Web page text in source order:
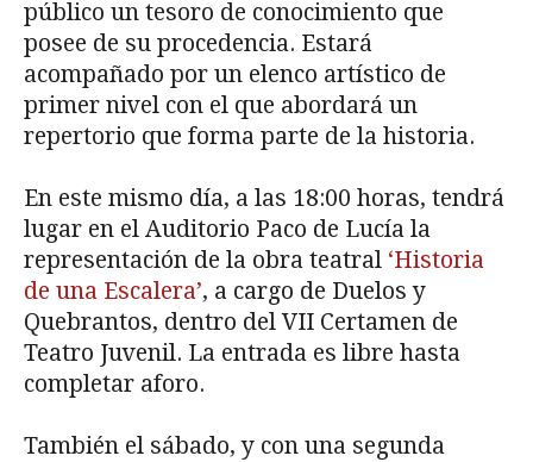
público un tesoro de conocimiento que
posee de su procedencia. Estará
acompañado por un elenco artístico de
primer nivel con el que abordará un
repertorio que forma parte de la historia.
En este mismo día, a las 18:00 horas, tendrá
lugar en el Auditorio Paco de Lucía la
representación de la obra teatral ‘Historia
de una Escalera’, a cargo de Duelos y
Quebrantos, dentro del VII Certamen de
Teatro Juvenil. La entrada es libre hasta
completar aforo.
También el sábado, y con una segunda